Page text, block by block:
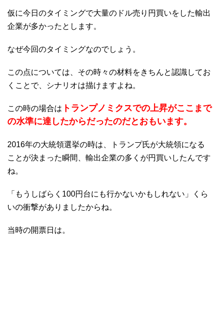
仮に今日のタイミングで大量のドル売り円買いをした輸出
企業が多かったとします。
なぜ今回のタイミングなのでしょう。
この点については、その時々の材料をきちんと認識してお
くことで、シナリオは描けますよね。
この時の場合は トランプノミクスでの上昇がここまで
の水準に達したからだったのだとおもいます。
2016年の大統領選挙の時は、トランプ氏が大統領になる
ことが決まった瞬間、輸出企業の多くが円買いしたんです
ね。
「もうしばらく100円台にも行かないかもしれない」くら
いの衝撃がありましたからね。
当時の開票日は。